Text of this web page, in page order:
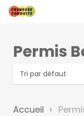
Skip
Permis
Accueil